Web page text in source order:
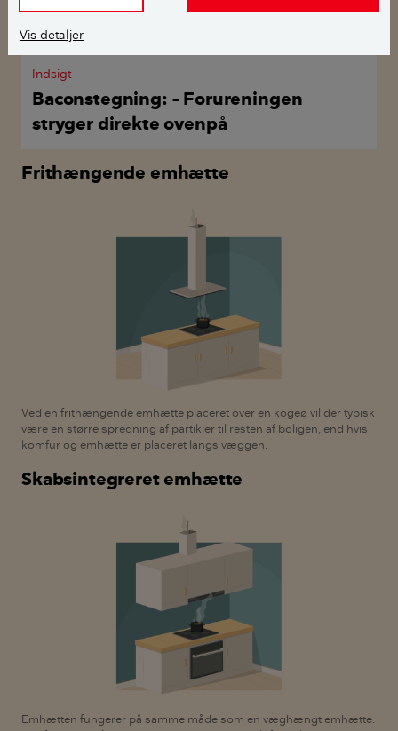
Vis detaljer
Indsigt
Baconstegning: – Forureningen
stryger direkte ovenpå
Frithængende emhætte
Ved en frithængende emhætte placeret over en kogeø vil der typisk
være en større spredning af partikler til resten af boligen, end hvis
komfur og emhætte er placeret langs væggen.
Skabsintegreret emhætte
Emhætten fungerer på samme måde som en væghængt emhætte.